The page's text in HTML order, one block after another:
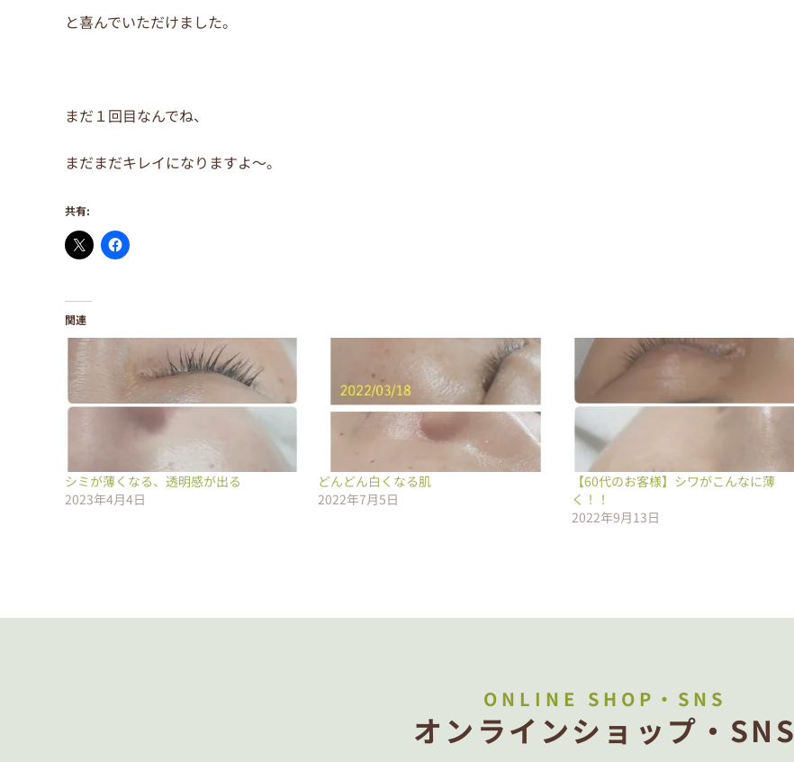
と喜んでいただけました。
まだ１回目なんでね、
まだまだキレイになりますよ～。
共有:
関連
シミが薄くなる、透明感が出る
2023年4月4日
どんどん白くなる肌
2022年7月5日
【60代のお客様】シワがこんなに薄
く！！
2022年9月13日
ONLINE SHOP・SNS
オンラインショップ・SNS